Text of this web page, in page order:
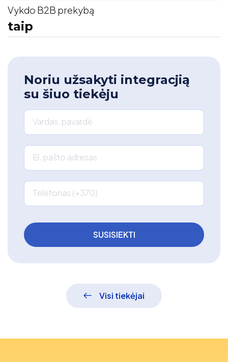
Vykdo B2B prekybą
taip
Noriu užsakyti integracjią
su šiuo tiekėju
Vardas, pavardė
El. pašto adresas
Telefonas (+370)
Visi tiekėjai